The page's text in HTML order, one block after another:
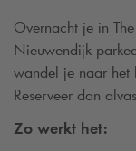
Overnacht je in
Nieuwendijk
wandel je naar het
Reserveer dan
Zo werkt het: